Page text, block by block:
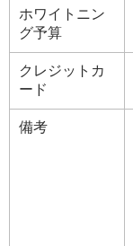
ホワイトニン
グ予算
クレジットカ
ード
備考